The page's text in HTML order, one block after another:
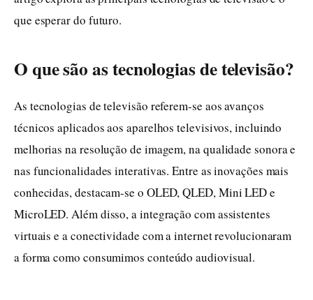
que esperar do futuro.
O que são as tecnologias de televisão?
As tecnologias de televisão referem-se aos avanços
técnicos aplicados aos aparelhos televisivos, incluindo
melhorias na resolução de imagem, na qualidade sonora e
nas funcionalidades interativas. Entre as inovações mais
conhecidas, destacam-se o OLED, QLED, Mini LED e
MicroLED. Além disso, a integração com assistentes
virtuais e a conectividade com a internet revolucionaram
a forma como consumimos conteúdo audiovisual.